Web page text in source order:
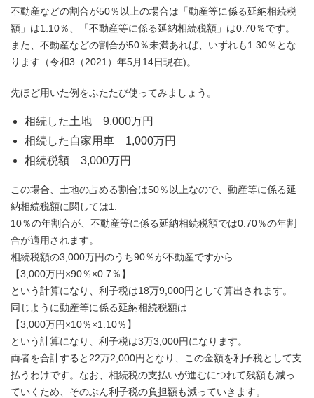
不動産などの割合が50％以上の場合は「動産等に係る延納相続税
額」は1.10％、「不動産等に係る延納相続税額」は0.70％です。
また、不動産などの割合が50％未満あれば、いずれも1.30％とな
ります（令和3（2021）年5月14日現在)。
先ほど用いた例をふたたび使ってみましょう。
相続した土地 9,000万円
相続した自家用車 1,000万円
相続税額 3,000万円
この場合、土地の占める割合は50％以上なので、動産等に係る延
納相続税額に関しては1.
10％の年割合が、不動産等に係る延納相続税額では0.70％の年割
合が適用されます。
相続税額の3,000万円のうち90％が不動産ですから
【3,000万円×90％×0.7％】
という計算になり、利子税は18万9,000円として算出されます。
同じように動産等に係る延納相続税額は
【3,000万円×10％×1.10％】
という計算になり、利子税は3万3,000円になります。
両者を合計すると22万2,000円となり、この金額を利子税として支
払うわけです。なお、相続税の支払いが進むにつれて残額も減っ
ていくため、そのぶん利子税の負担額も減っていきます。